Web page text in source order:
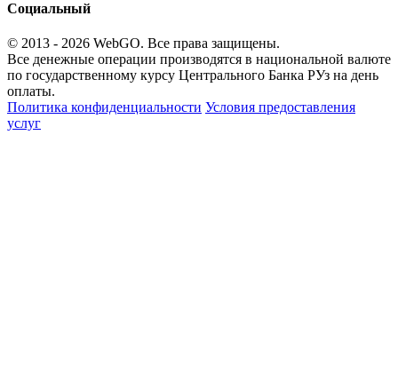
Социальный
© 2013 - 2026 WebGO. Все права защищены.
Все денежные операции производятся в национальной валюте
по государственному курсу Центрального Банка РУз на день
оплаты.
Политика конфиденциальности Условия предоставления
услуг